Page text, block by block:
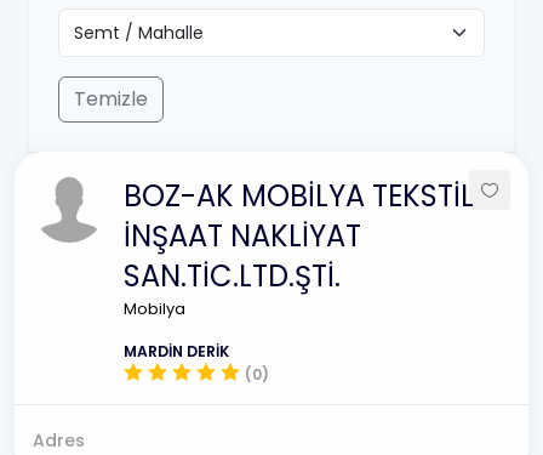
Temizle
BOZ-AK MOBİLYA TEKSTİL
İNŞAAT NAKLİYAT
SAN.TİC.LTD.ŞTİ.
Mobilya
MARDİN DERİK
(0)
Adres